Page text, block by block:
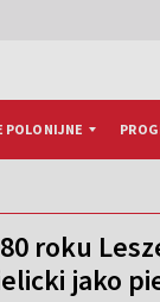
POLONIJNE
roku
jako